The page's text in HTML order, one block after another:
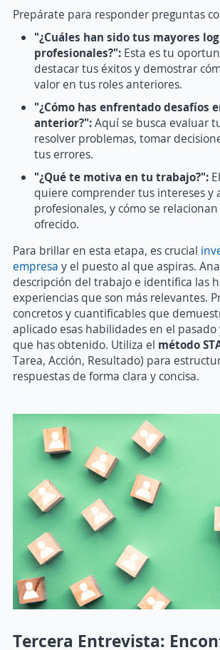
Prepárate para responder preguntas
"¿Cuáles han sido tus mayores
profesionales?": Esta es tu
destacar tus éxitos y demostrar
valor en tus roles anteriores.
"¿Cómo has enfrentado desafíos
anterior?":Aquí se busca evaluar
resolver problemas, tomar
tus errores.
"¿Qué te motiva en tu trabajo?":
quiere comprender tus intereses y
profesionales, y cómo se
ofrecido.
Para brillar en esta etapa, es crucial
empresa y el puesto al que aspiras.
descripción del trabajo e identifica las
experiencias que son más relevantes.
concretos y cuantificables que
aplicado esas habilidades en el
que has obtenido. Utiliza el método
Tarea, Acción, Resultado) para
respuestas de forma clara y concisa.
Tercera Entrevista: